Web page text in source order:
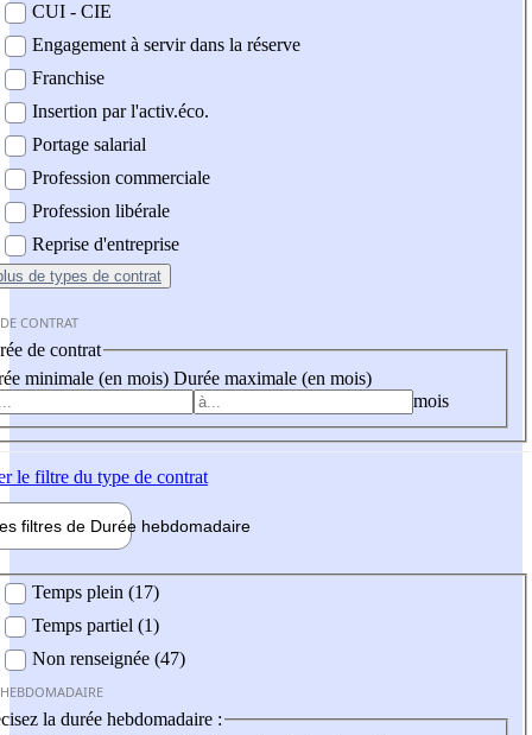
CUI - CIE
Engagement à servir dans la réserve
Franchise
Insertion par l'activ.éco.
Portage salarial
Profession commerciale
Profession libérale
Reprise d'entreprise
de types de contrat
CONTRAT
de contrat
minimale (en mois) Durée maximale (en mois)
mois
le filtre du type de contrat
filtres de Durée hebdomadaire
Temps plein (17)
Temps partiel (1)
Non renseignée (47)
la durée hebdomadaire :